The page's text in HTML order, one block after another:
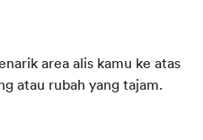
area alis kamu ke atas
atau rubah yang tajam.